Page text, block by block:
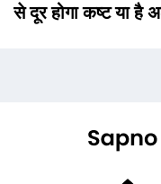
से दूर होगा कष्ट या